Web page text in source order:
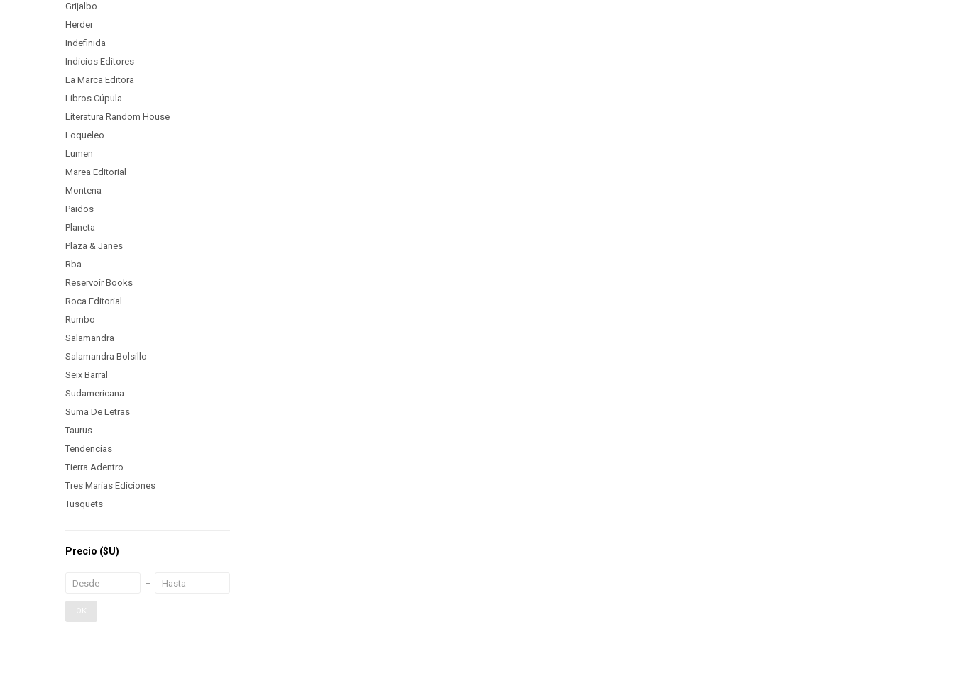
Grijalbo
Herder
Indefinida
Indicios Editores
La Marca Editora
Libros Cúpula
Literatura Random House
Loqueleo
Lumen
Marea Editorial
Montena
Paidos
Planeta
Plaza & Janes
Rba
Reservoir Books
Roca Editorial
Rumbo
Salamandra
Salamandra Bolsillo
Seix Barral
Sudamericana
Suma De Letras
Taurus
Tendencias
Tierra Adentro
Tres Marías Ediciones
Tusquets
Precio ($U)
OK